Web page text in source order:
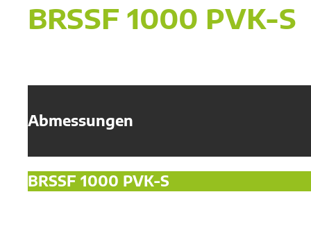
BRSSF 1000 PVK-S
Abmessungen
BRSSF 1000 PVK-S